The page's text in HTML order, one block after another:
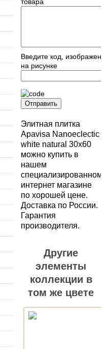
товара
Введите код,
на рисунке
Отправить
Элитная плитка
Apavisa Nanoeclectic
white natural 30x60
можно купить в
нашем
специализированном
интернет магазине
по хорошей цене.
Доставка по России.
Гарантия
производителя.
Другие
элементы
коллекции в
том же цвете